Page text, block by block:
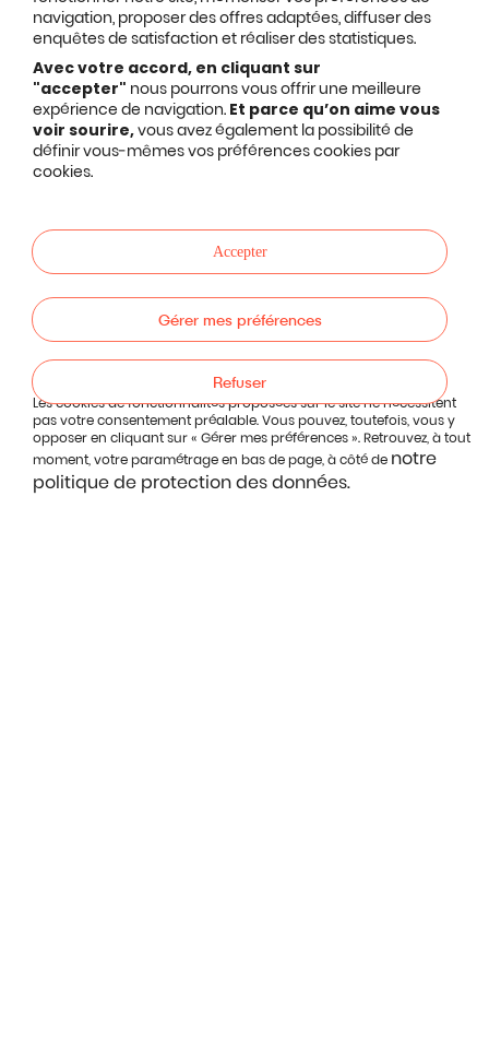
navigation, proposer des offres adaptées, diffuser des
enquêtes de satisfaction et réaliser des statistiques.
Avec votre accord, en cliquant sur
"accepter" nous pourrons vous offrir une meilleure
expérience de navigation. Et parce qu’on aime vous
voir sourire,vous avez également la possibilité de
définir vous-mêmes vos préférences cookies par
cookies.
Les cookies de fonctionnalités proposées sur le site ne nécessitent
pas votre consentement préalable. Vous pouvez, toutefois, vous y
opposer en cliquant sur « Gérer mes préférences ». Retrouvez, à tout
moment, votre paramétrage en bas de page, à côté de notre
politique de protection des données.
Refuser
Gérer mes préférences
Accepter